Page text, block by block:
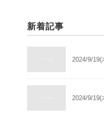
新着記事
2024/9/19(
2024/9/19(